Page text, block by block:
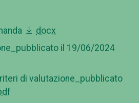
docx
il 19/06/2024
di valutazione_pubblicato